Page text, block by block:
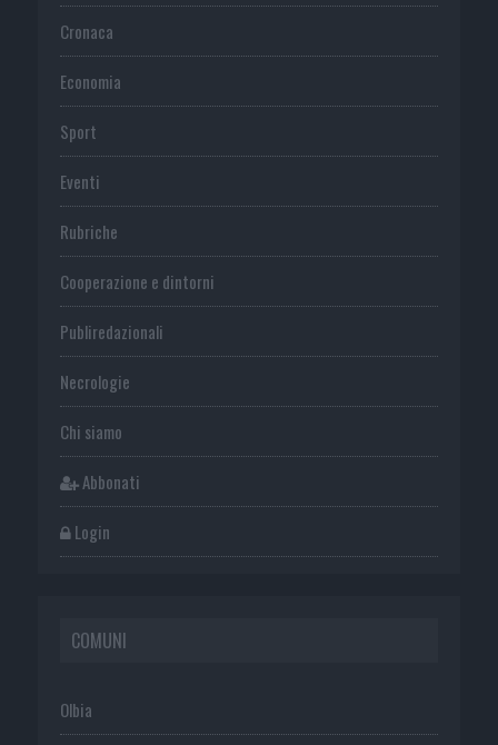
Cronaca
Economia
Sport
Eventi
Rubriche
Cooperazione e dintorni
Publiredazionali
Necrologie
Chi siamo
Abbonati
Login
COMUNI
Olbia